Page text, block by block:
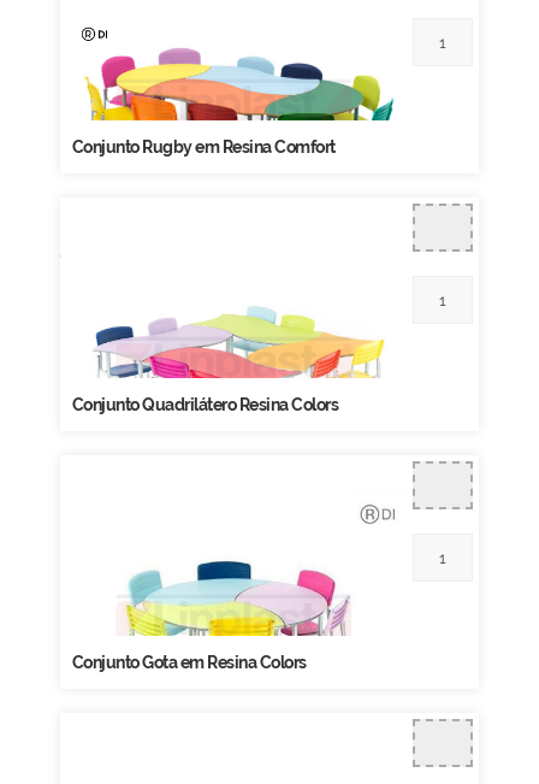
Conjunto Rugby em Resina Comfort
Conjunto Quadrilátero Resina Colors
Conjunto Gota em Resina Colors